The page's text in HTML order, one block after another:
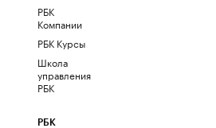
РБК
Компании
РБК Курсы
Школа
управления
РБК
РБК